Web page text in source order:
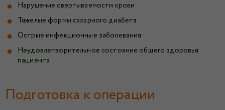
Нарушение свертываемости крови
Тяжелые формы сахарного диабета
Острые инфекционные заболевания
Неудовлетворительное состояние общего здоровья
пациента
Подготовка к операции